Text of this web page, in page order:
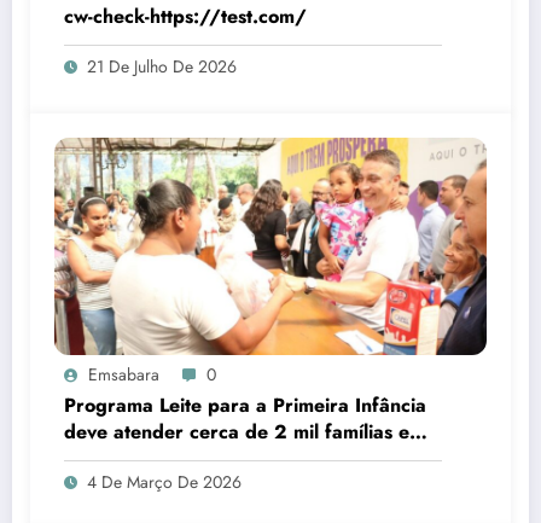
cw-check-https://test.com/
21 De Julho De 2026
Emsabara 0
Programa Leite para a Primeira Infância
deve atender cerca de 2 mil famílias em
Sabará
4 De Março De 2026